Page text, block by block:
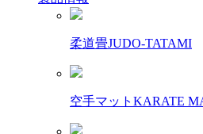
柔道畳JUDO-TATAMI
空手マット KARATE